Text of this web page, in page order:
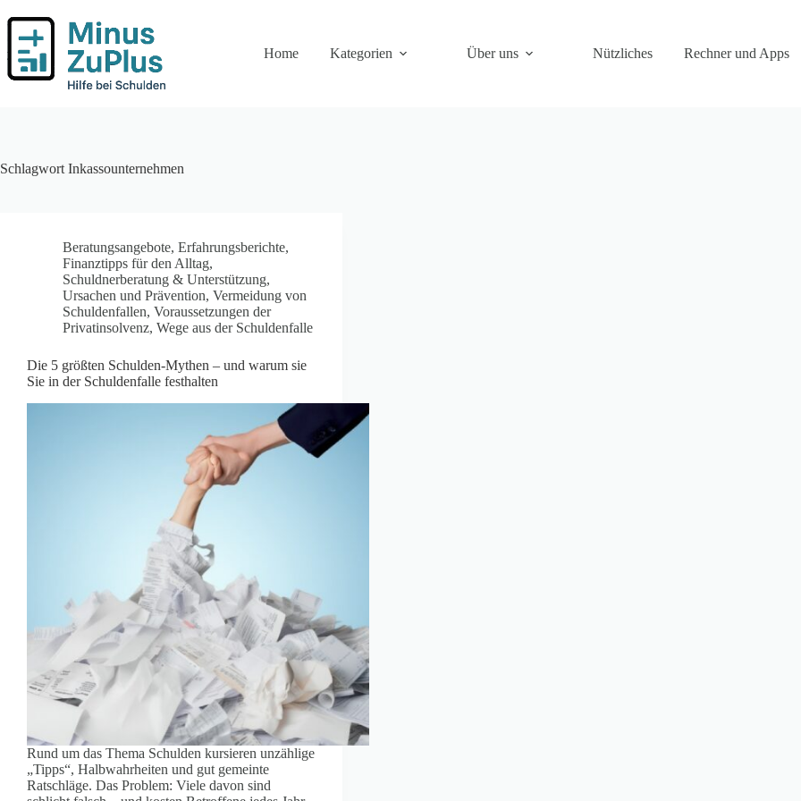
Inhalt
springen
Home
Kategorien Über uns Nützliches Rechner und Apps
Schlagwort Inkassounternehmen
Beratungsangebote, Erfahrungsberichte,
Finanztipps für den Alltag,
Schuldnerberatung & Unterstützung,
Ursachen und Prävention, Vermeidung von
Schuldenfallen, Voraussetzungen der
Privatinsolvenz, Wege aus der Schuldenfalle
Die 5 größten Schulden-Mythen – und warum sie
Sie in der Schuldenfalle festhalten
Rund um das Thema Schulden kursieren unzählige
„Tipps“, Halbwahrheiten und gut gemeinte
Ratschläge. Das Problem: Viele davon sind